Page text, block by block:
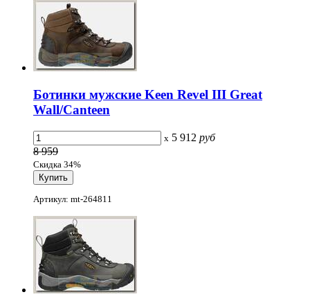
Ботинки мужские Keen Revel III Great
Wall/Canteen
x 5 912 руб
8 959
Скидка 34%
Артикул: mt-264811